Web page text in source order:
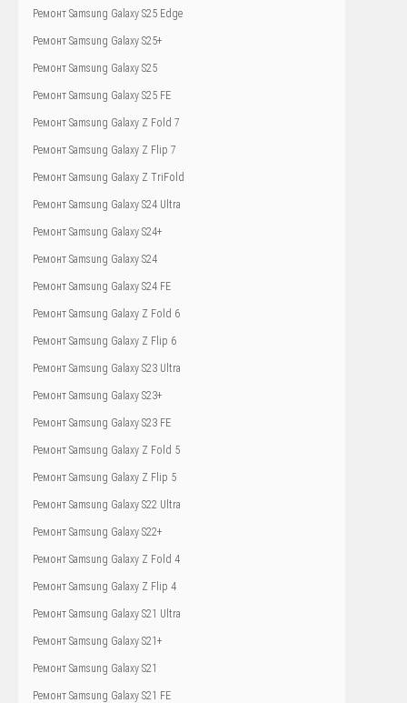
Ремонт Samsung Galaxy S25 Edge
Ремонт Samsung Galaxy S25+
Ремонт Samsung Galaxy S25
Ремонт Samsung Galaxy S25 FE
Ремонт Samsung Galaxy Z Fold 7
Ремонт Samsung Galaxy Z Flip 7
Ремонт Samsung Galaxy Z TriFold
Ремонт Samsung Galaxy S24 Ultra
Ремонт Samsung Galaxy S24+
Ремонт Samsung Galaxy S24
Ремонт Samsung Galaxy S24 FE
Ремонт Samsung Galaxy Z Fold 6
Ремонт Samsung Galaxy Z Flip 6
Ремонт Samsung Galaxy S23 Ultra
Ремонт Samsung Galaxy S23+
Ремонт Samsung Galaxy S23 FE
Ремонт Samsung Galaxy Z Fold 5
Ремонт Samsung Galaxy Z Flip 5
Ремонт Samsung Galaxy S22 Ultra
Ремонт Samsung Galaxy S22+
Ремонт Samsung Galaxy Z Fold 4
Ремонт Samsung Galaxy Z Flip 4
Ремонт Samsung Galaxy S21 Ultra
Ремонт Samsung Galaxy S21+
Ремонт Samsung Galaxy S21
Ремонт Samsung Galaxy S21 FE